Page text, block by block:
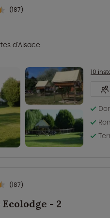
(187)
d'Alsace
10
(187)
- 2